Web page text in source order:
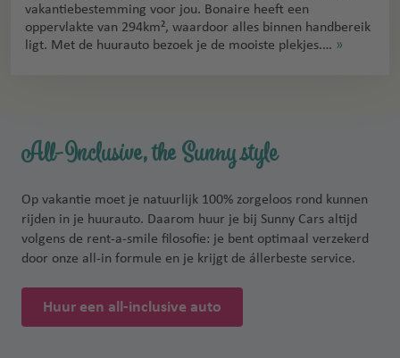
vakantiebestemming voor jou. Bonaire heeft een
oppervlakte van 294km², waardoor alles binnen handbereik
ligt. Met de huurauto bezoek je de mooiste plekjes.… »
All-Inclusive, the Sunny style
Op vakantie moet je natuurlijk 100% zorgeloos rond kunnen
rijden in je huurauto. Daarom huur je bij Sunny Cars altijd
volgens de rent-a-smile filosofie: je bent optimaal verzekerd
door onze all-in formule en je krijgt de állerbeste service.
Huur een all-inclusive auto